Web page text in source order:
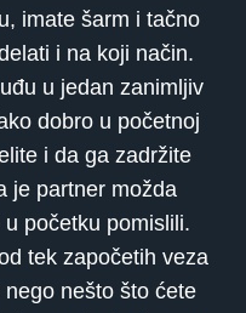
imate šarm i tačno
i na koji način.
u jedan zanimljiv
dobro u početnoj
i da ga zadržite
je partner možda
početku pomislili.
tek započetih veza
nešto što ćete